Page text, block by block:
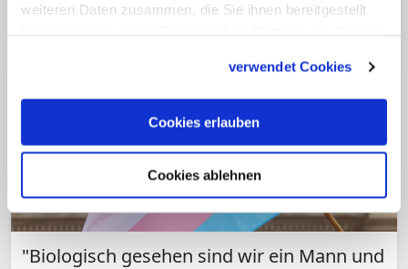
weiteren Daten zusammen, die Sie ihnen bereitgestellt
verwendet Cookies
Cookies erlauben
Cookies ablehnen
"Biologisch gesehen sind wir ein Mann und